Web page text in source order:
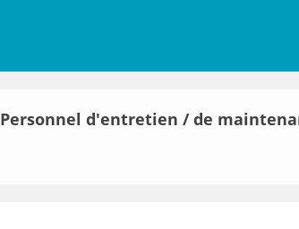
Personnel d'entretien / de